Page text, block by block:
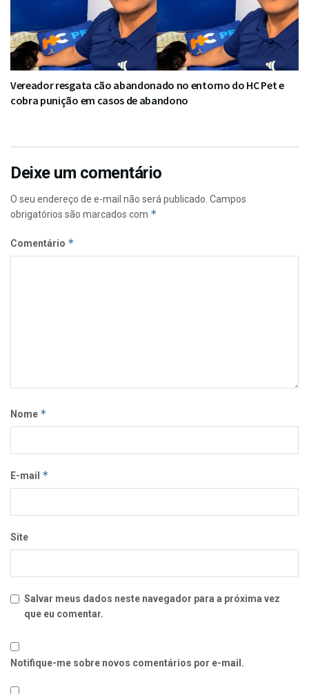
Vereador resgata cão abandonado no entorno do HC Pet e
cobra punição em casos de abandono
Deixe um comentário
O seu endereço de e-mail não será publicado. Campos
obrigatórios são marcados com *
Comentário *
Nome *
E-mail *
Site
Salvar meus dados neste navegador para a próxima vez
que eu comentar.
Notifique-me sobre novos comentários por e-mail.